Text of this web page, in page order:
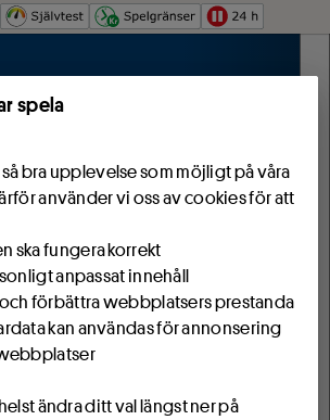
Hoppa till innehåll
spela
bra upplevelse som möjligt på våra
använder vi oss av cookies för att
ska fungera korrekt
anpassat innehåll
och förbättra webbplatsers prestanda
kan användas för annonsering
ändra ditt val längst ner på